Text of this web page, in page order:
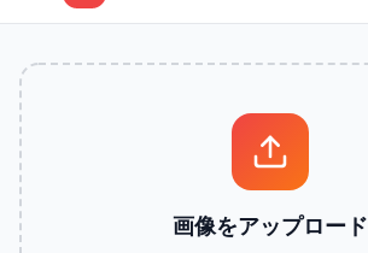
画像をアップロード